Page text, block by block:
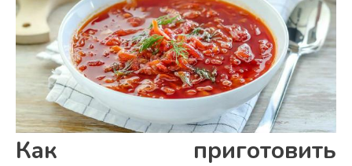
Как приготовить